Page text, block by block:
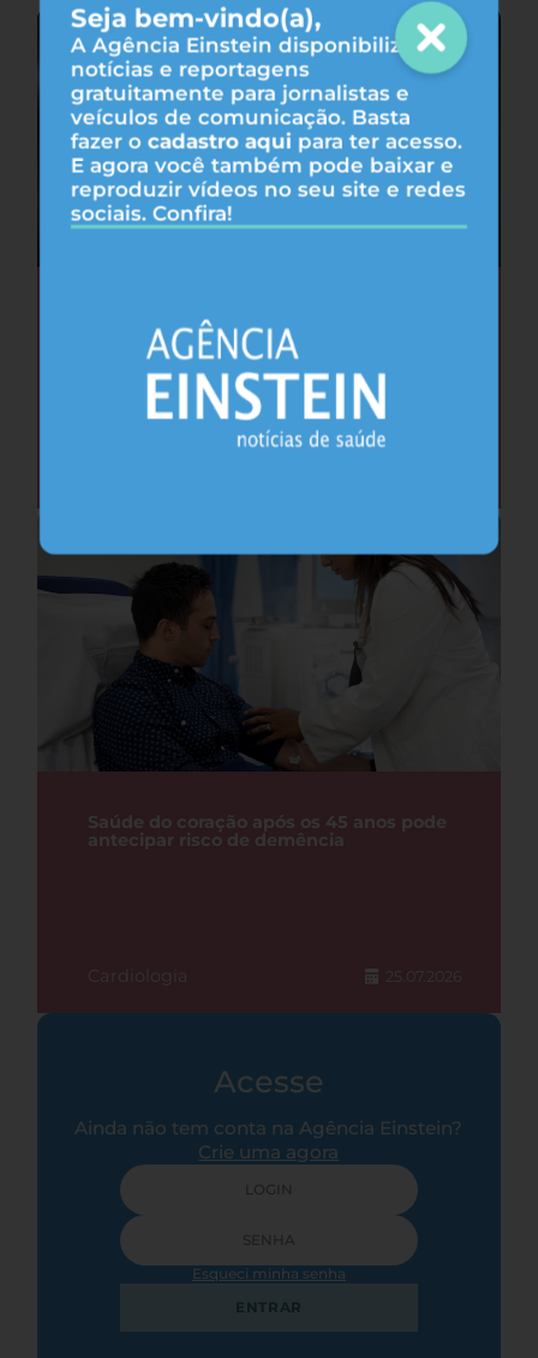
Seja bem-vindo(a),
A Agência Einstein disponibiliza
notícias e reportagens
gratuitamente para jornalistas e
veículos de comunicação. Basta
fazer o cadastro aqui para ter acesso.
E agora você também pode baixar e
reproduzir vídeos no seu site e redes
sociais. Confira!
Cafeína pode ajudar na memória após
privação do sono, sugere estudo
Saúde do coração após os 45 anos pode
antecipar risco de demência
Cardiologia 25.07.2026
Acesse
Ainda não tem conta na Agência Einstein?
Crie uma agora
Esqueci minha senha
ENTRAR